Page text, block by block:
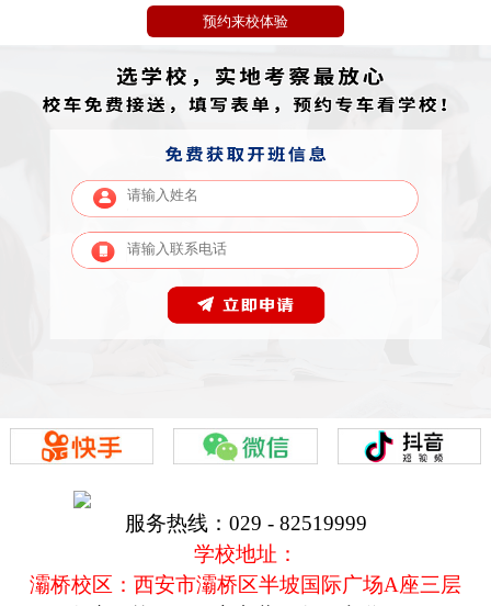
预约来校体验
服务热线：029 - 82519999
学校地址：
灞桥校区：西安市灞桥区半坡国际广场A座三层